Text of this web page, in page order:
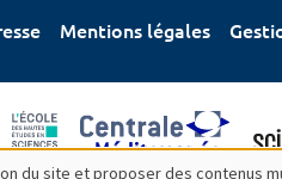
Mentions légales
site et proposer des contenus